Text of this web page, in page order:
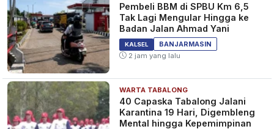
Pembeli BBM di SPBU Km 6,5
Tak Lagi Mengular Hingga ke
Badan Jalan Ahmad Yani
KALSEL
BANJARMASIN
2 jam yang lalu
WARTA TABALONG
40 Capaska Tabalong Jalani
Karantina 19 Hari, Digembleng
Mental hingga Kepemimpinan